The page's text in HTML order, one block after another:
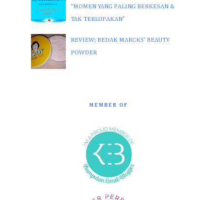
“MOMEN YANG PALING BERKESAN &
TAK TERLUPAKAN”
REVIEW; BEDAK MARCKS' BEAUTY
POWDER
MEMBER OF